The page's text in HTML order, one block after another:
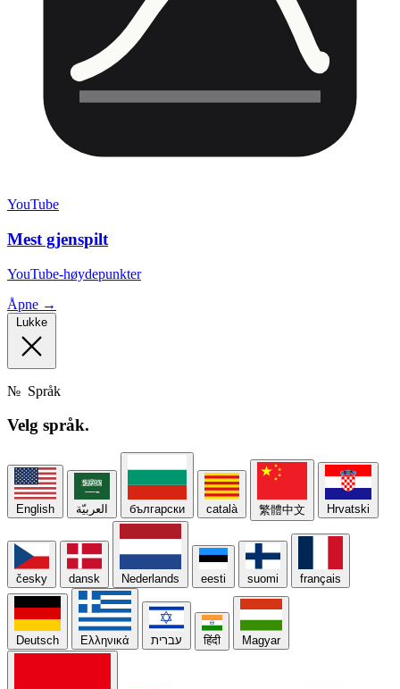
YouTube
Mest gjenspilt
YouTube-høydepunkter
Åpne →
Lukke
№ Språk
Velg språk.
English العربيّة български català 繁體中文 Hrvatski
česky dansk Nederlands eesti suomi français
Deutsch Ελληνικά עברית हिंदी Magyar